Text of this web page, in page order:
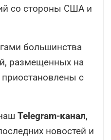
со стороны США и
большинства
размещенных на
с
Telegram-канал,
новостей и